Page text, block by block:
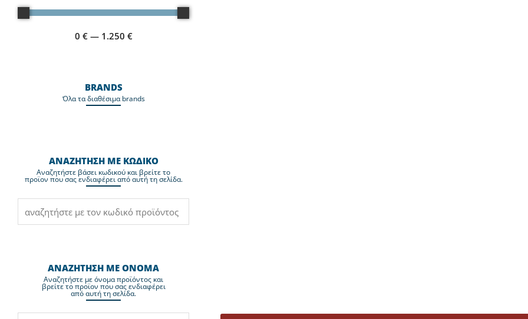
0 €— 1.250 €
BRANDS
Όλα τα διαθέσιμα brands
ΑΝΑΖΗΤΗΣΗ ΜΕ ΚΩΔΙΚΟ
Aναζητήστε βάσει κωδικού και βρείτε το
προϊον που σας ενδιαφέρει από αυτή τη σελίδα.
ΑΝΑΖΗΤΗΣΗ ΜΕ ΟΝΟΜΑ
Aναζητήστε με όνομα προϊόντος και
βρείτε το προϊον που σας ενδιαφέρει
από αυτή τη σελίδα.